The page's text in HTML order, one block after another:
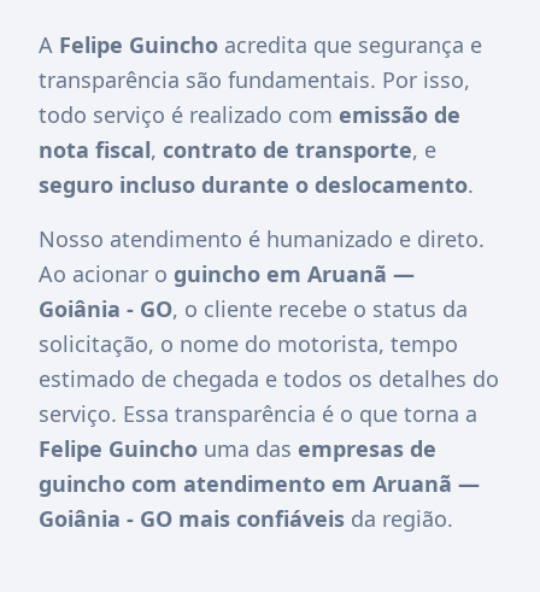
A Felipe Guincho acredita que segurança e
transparência são fundamentais. Por isso,
todo serviço é realizado com emissão de
nota fiscal, contrato de transporte, e
seguro incluso durante o deslocamento.
Nosso atendimento é humanizado e direto.
Ao acionar o guincho em Aruanã —
Goiânia - GO, o cliente recebe o status da
solicitação, o nome do motorista, tempo
estimado de chegada e todos os detalhes do
serviço. Essa transparência é o que torna a
Felipe Guincho uma das empresas de
guincho com atendimento em Aruanã —
Goiânia - GO mais confiáveis da região.